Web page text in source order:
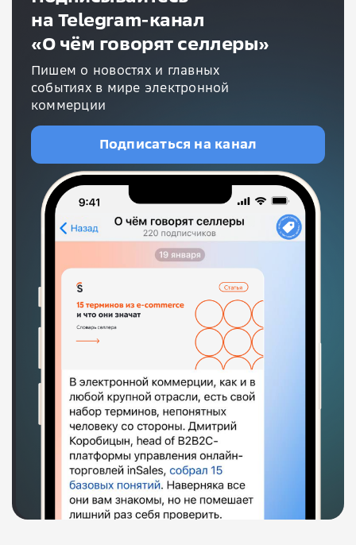
на Telegram-канал
«О чём говорят селлеры»
Пишем о новостях и главных
событиях в мире электронной
коммерции
Подписаться на канал